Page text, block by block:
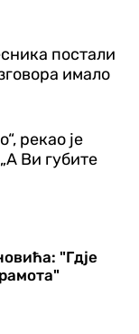
постали
имало
рекао је
Ви губите
"Гдје